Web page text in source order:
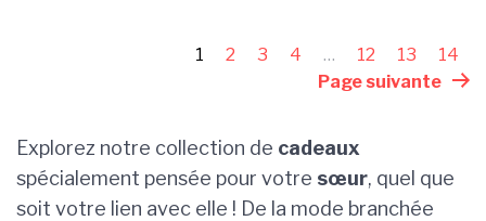
1 2 3 4 … 12 13
14
Page suivante
Explorez notre collection de cadeaux
spécialement pensée pour votre sœur, quel que
soit votre lien avec elle ! De la mode branchée